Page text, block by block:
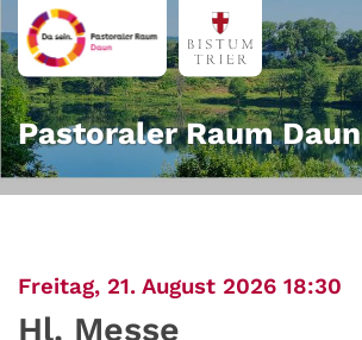
Zum Inhalt springen
Pastoraler Raum Daun
Freitag, 21. August 2026 18:30
Hl. Messe